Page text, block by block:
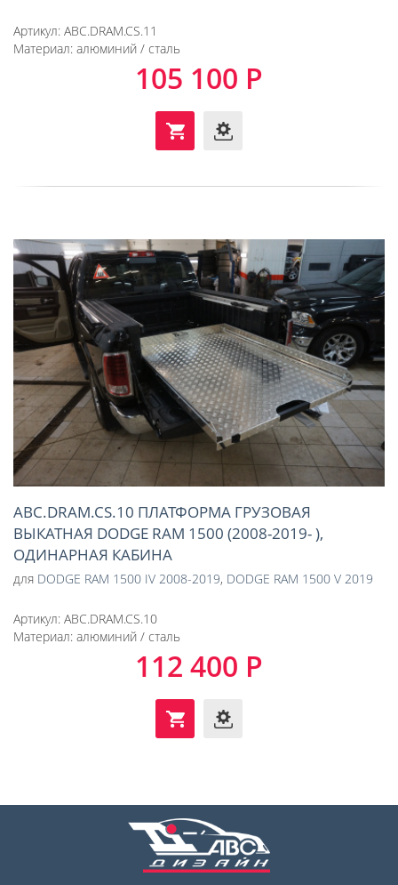
Артикул: АВС.DRAM.CS.11
Материал: алюминий / сталь
105 100 Р
АВС.DRAM.CS.10 ПЛАТФОРМА ГРУЗОВАЯ
ВЫКАТНАЯ DODGE RAM 1500 (2008-2019- ),
ОДИНАРНАЯ КАБИНА
для DODGE RAM 1500 IV 2008-2019, DODGE RAM 1500 V 2019
Артикул: АВС.DRAM.CS.10
Материал: алюминий / сталь
112 400 Р